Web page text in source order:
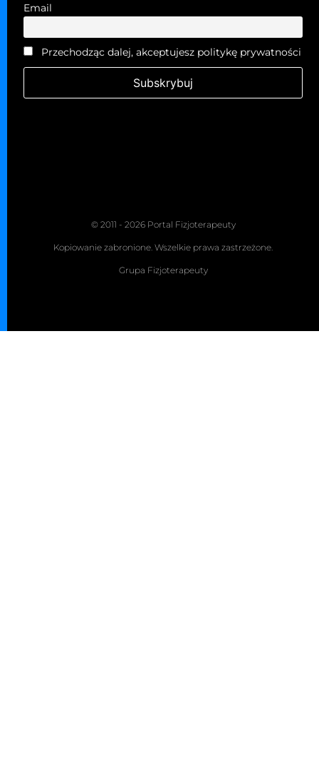
Email
Przechodząc dalej, akceptujesz politykę prywatności
© 2011 - 2026 Portal Fizjoterapeuty
Kopiowanie zabronione. Wszelkie prawa zastrzeżone.
Grupa Fizjoterapeuty